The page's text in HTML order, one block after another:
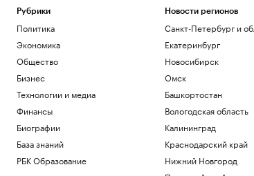
Рубрики
Политика
Экономика
Общество
Бизнес
Технологии и медиа
Финансы
Биографии
База знаний
РБК Образование
Новости регионов
Санкт-Петербург и
Екатеринбург
Новосибирск
Омск
Башкортостан
Вологодская область
Калининград
Краснодарский край
Нижний Новгород